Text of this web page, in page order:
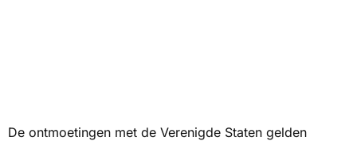
De ontmoetingen met de Verenigde Staten gelden